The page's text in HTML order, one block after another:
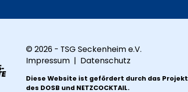
© 2026 - TSG Seckenheim e.V.
Impressum| Datenschutz
Diese Website ist gefördert durch das Projekt
des DOSB und NETZCOCKTAIL.